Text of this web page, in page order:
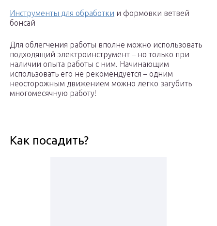
Инструменты для обработки и формовки ветвей
бонсай
Для облегчения работы вполне можно использовать
подходящий электроинструмент – но только при
наличии опыта работы с ним. Начинающим
использовать его не рекомендуется – одним
неосторожным движением можно легко загубить
многомесячную работу!
Как посадить?